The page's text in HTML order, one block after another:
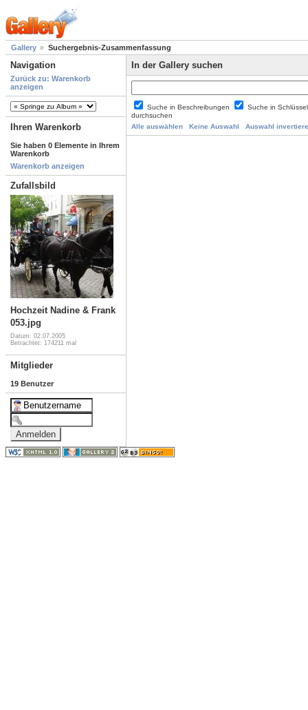
Gallery Suchergebnis-Zusammenfassung
Navigation
Zurück zu: Warenkorb
anzeigen
Ihren Warenkorb
Sie haben 0 Elemente in Ihrem
Warenkorb
Warenkorb anzeigen
Zufallsbild
Hochzeit Nadine & Frank
053.jpg
Datum: 02.07.2005
Betrachtet: 174211 mal
Mitglieder
19 Benutzer
In der Gallery suchen
Suche in Beschreibungen
Suche in
durchsuchen
Alle auswählen
Keine Auswahl Auswahl